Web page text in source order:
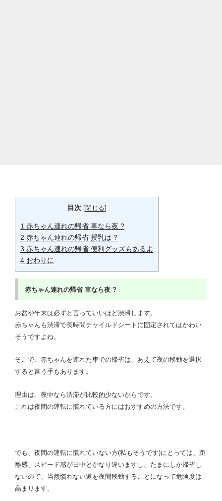
目次 [閉じる]
1 赤ちゃん連れの帰省 車なら夜 ?
2 赤ちゃん連れの帰省 授乳は ?
3 赤ちゃん連れの帰省 便利グッズもあるよ
4 おわりに
赤ちゃん連れの帰省 車なら夜 ?
お盆や年末は必ずと言っていいほど渋滞します。
赤ちゃんも渋滞で長時間チャイルドシートに固定されてはかわい
そうですよね。
そこで、赤ちゃんを連れた車での帰省は、あえて夜の移動を選択
すると言う手もあります。
理由は、夜中なら渋滞が比較的少ないからです。
これは夜間の運転に慣れている方にはおすすめの方法です。
でも、夜間の運転に慣れていない方(私もそうです)にとっては、距
離感、スピード感が日中とかなり違いますし、たまにしか帰省し
ないので、当然慣れない道を夜間移動することになって危険度は
高まります。